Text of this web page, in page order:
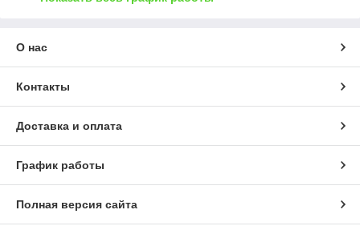
О нас
Контакты
Доставка и оплата
График работы
Полная версия сайта